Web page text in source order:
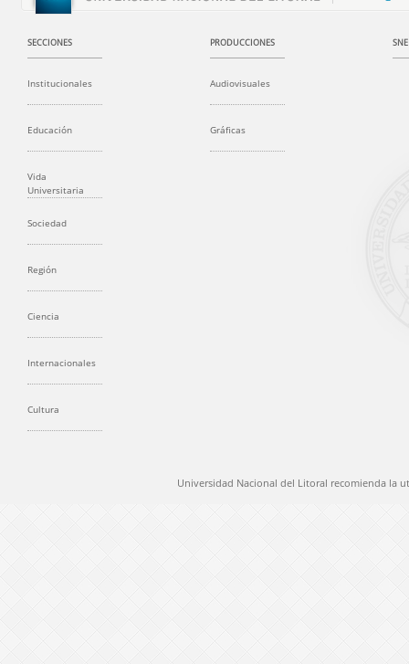
SECCIONES
Institucionales
Educación
Vida
Universitaria
Sociedad
Región
Ciencia
Internacionales
Cultura
PRODUCCIONES
Audiovisuales
Gráficas
SNE
Universidad Nacional del Litoral recomienda la
@ 2012 Universidad